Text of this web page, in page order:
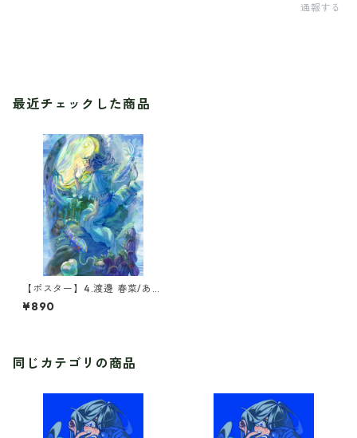
通報する
最近チェックした商品
【ポスター】4.渡邊 春菜/あこ
がれ
¥890
同じカテゴリの商品